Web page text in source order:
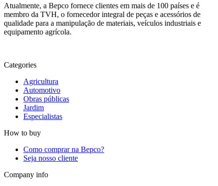
Atualmente, a Bepco fornece clientes em mais de 100 países e é
membro da TVH, o fornecedor integral de peças e acessórios de
qualidade para a manipulação de materiais, veículos industriais e
equipamento agrícola.
Categories
Agricultura
Automotivo
Obras públicas
Jardim
Especialistas
How to buy
Como comprar na Bepco?
Seja nosso cliente
Company info